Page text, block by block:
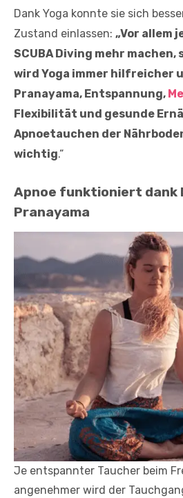
Dank Yoga konnte sie sich
Zustand einlassen: „Vor allem
SCUBA Diving mehr
wird Yoga immer hilfreicher
Pranayama, Entspannung,
Flexibilität und gesunde
Apnoetauchen der
wichtig.“
Apnoe funktioniert dank
Pranayama
Je entspannter Taucher beim
angenehmer wird der